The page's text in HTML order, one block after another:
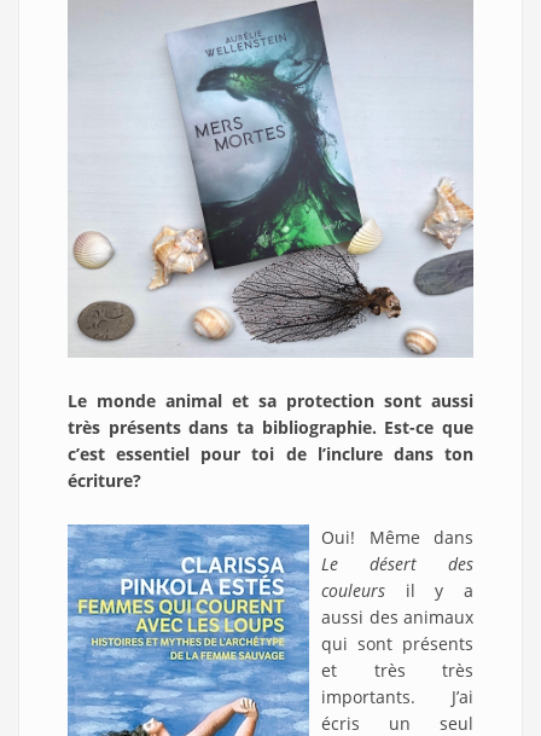
Le monde animal et sa protection sont aussi
très présents dans ta bibliographie. Est-ce que
c’est essentiel pour toi de l’inclure dans ton
écriture?
Oui! Même dans
Le désert des
couleurs il y a
aussi des animaux
qui sont présents
et très très
importants. J’ai
écris un seul